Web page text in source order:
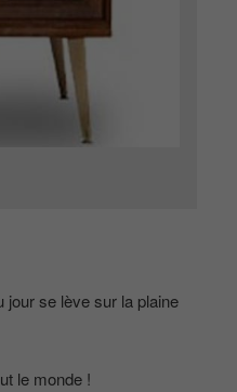
se lève sur la plaine
le monde !